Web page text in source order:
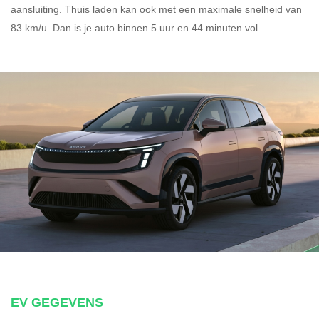
aansluiting. Thuis laden kan ook met een maximale snelheid van
83 km/u. Dan is je auto binnen 5 uur en 44 minuten vol.
EV GEGEVENS